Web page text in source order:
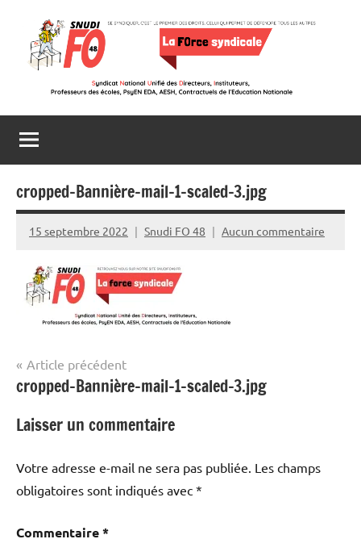
contenu
Snudi
FO
c’est
le
premier
droits,
permet
de
défendre
les
autres
cropped-Bannière-mail-1-scaled-3.jpg
15 septembre 2022 Snudi FO 48 Aucun commentaire
Navigation
de
l’article
Article précédent
cropped-Bannière-mail-1-scaled-3.jpg
Laisser un commentaire
Votre adresse e-mail ne sera pas publiée. Les champs
obligatoires sont indiqués avec *
Commentaire*